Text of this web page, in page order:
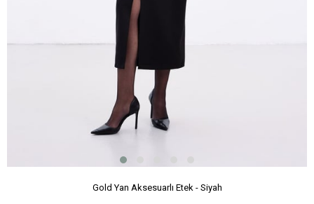
Gold Yan Aksesuarlı Etek - Siyah